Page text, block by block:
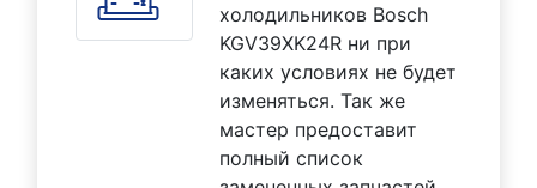
холодильников Bosch
KGV39XK24R ни при
каких условиях не будет
изменяться. Так же
мастер предоставит
полный список